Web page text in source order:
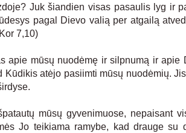
Juk šiandien visas pasaulis lyg ir
pagal Dievo valią per atgailą
7,10)
apie mūsų nuodėmę ir silpnumą ir apie
atėjo pasiimti mūsų nuodėmių.
mūsų gyvenimuose, nepaisant
Jo teikiama ramybe, kad drauge su